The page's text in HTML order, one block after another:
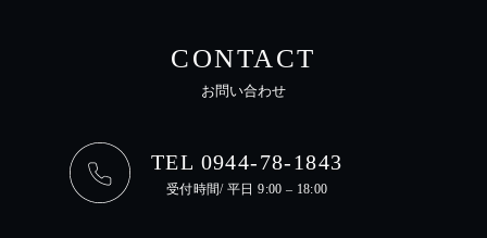
CONTACT
お問い合わせ
TEL 0944-78-1843
受付時間/ 平日 9:00 – 18:00